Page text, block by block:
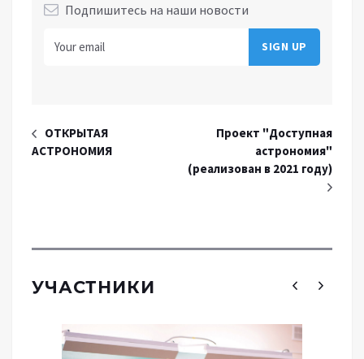
Подпишитесь на наши новости
ОТКРЫТАЯ
АСТРОНОМИЯ
Проект "Доступная
астрономия"
(реализован в 2021 году)
УЧАСТНИКИ